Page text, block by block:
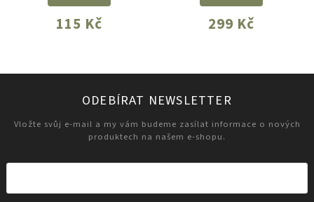
115 Kč 299 Kč
ODEBÍRAT NEWSLETTER
Vložte svůj e-mail a my vám budeme zasílat informace o nových
produktech na našem e-shopu.